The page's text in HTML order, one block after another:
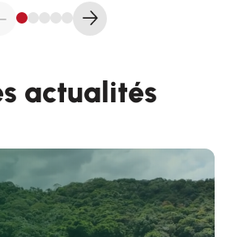
actualités